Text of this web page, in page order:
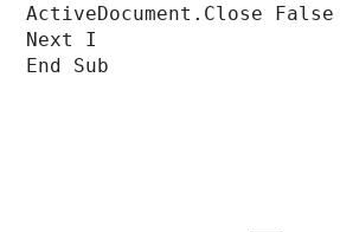
ActiveDocument.Close False
Next I